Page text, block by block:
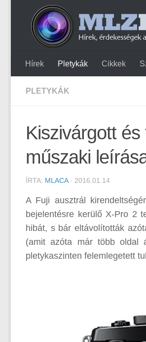
Hírek Pletykák Cikkek
PLETYKÁK
Kiszivárgott
műszaki
ÍRTA: MLACA· 2016.01.14
A Fuji ausztrál
bejelentésre kerülő X-Pro 2
hibát, s bár eltávolították
(amit azóta már több oldal
pletykaszinten felemlegetett